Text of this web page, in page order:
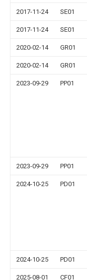
2017-11-24 SE01
2017-11-24 SE01
2020-02-14 GR01
2020-02-14 GR01
2023-09-29 PP01
2023-09-29 PP01
2024-10-25 PD01
2024-10-25 PD01
2025-08-01 CF01